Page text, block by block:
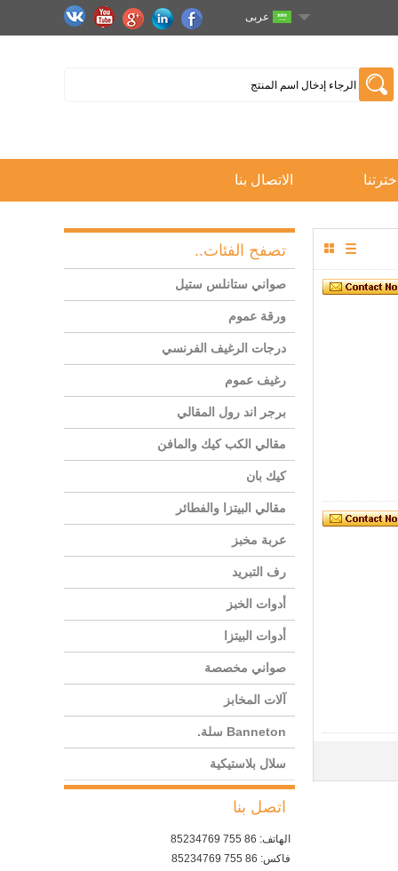
عربى
الاتصال بنا
تصفح الفئات..
صواني ستانلس ستيل
ورقة عموم
درجات الرغيف الفرنسي
رغيف عموم
برجر اند رول المقالي
مقالي الكب كيك والمافن
كيك بان
مقالي البيتزا والفطائر
عربة مخبز
رف التبريد
أدوات الخبز
أدوات البيتزا
صواني مخصصة
آلات المخابز
Banneton سلة.
سلال بلاستيكية
اتصل بنا
الهاتف: 86 755 85234769
فاكس: 86 755 85234769